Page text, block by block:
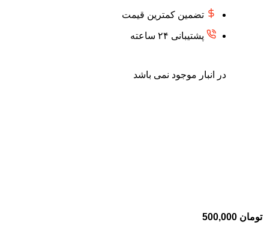
تضمین کمترین قیمت
پشتیبانی ۲۴ ساعته
در انبار موجود نمی باشد
تومان